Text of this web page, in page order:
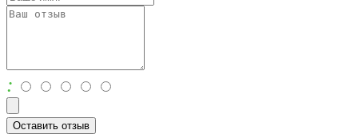
:
Оставить отзыв